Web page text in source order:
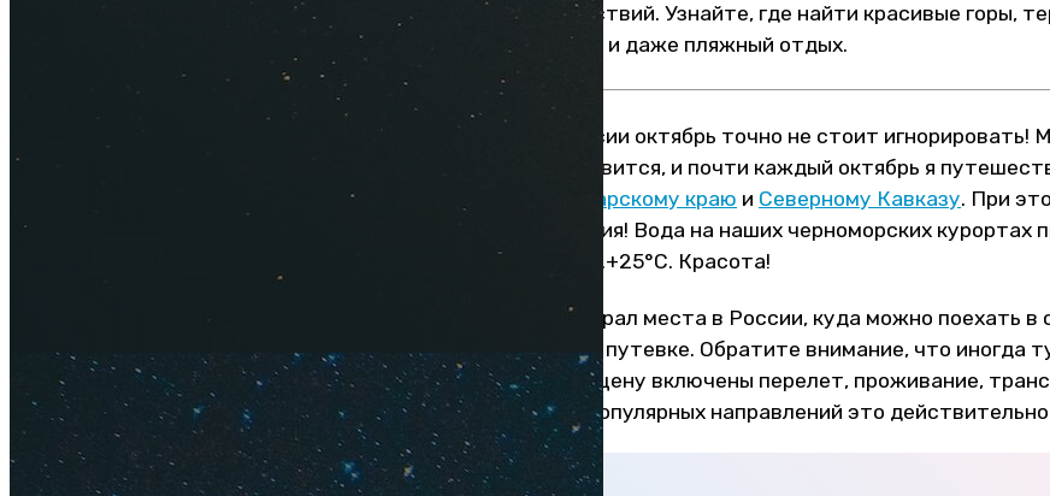
больших и малых путешествий. Узнайте, где найти красивые горы,
скидки в классных отелях и даже пляжный отдых.
Для путешествий по России октябрь точно не стоит игнорировать!
внутреннего туризма нравится, и почти каждый октябрь я
чаще всего — по
Краснодарскому краю и Северному Кавказу. При
подходит даже для купания! Вода на наших черноморских курортах
держится на уровне +23...+25°С. Красота!
Специально для вас я выбрал места в России, куда можно поехать в
самостоятельно, так и по путевке. Обратите внимание, что иногда
перелета, при этом в его цену включены перелет, проживание,
питание на выбор — для популярных направлений это